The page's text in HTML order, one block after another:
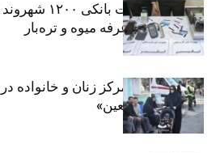
افشای اطلاعات بانکی ۱۲۰۰ شهروند
تهرانی در یک غرفه میوه و تره‌بار
روایت حضور مرکز زنان و خانواده در
«جاماندگان اربعین»